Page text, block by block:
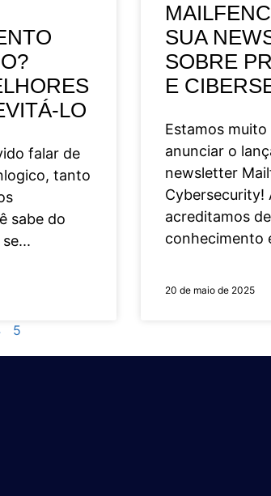
LO
falar de
tanto
sabe do
SUA
SOBRE
E
Estamos muito
anunciar o
newsletter
Cybersecurity!
acreditamos
conhecimento
20 de maio de 2025
5